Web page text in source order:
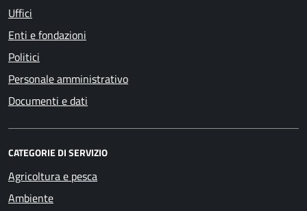
Uffici
Enti e fondazioni
Politici
Personale amministrativo
Documenti e dati
CATEGORIE DI SERVIZIO
Agricoltura e pesca
Ambiente